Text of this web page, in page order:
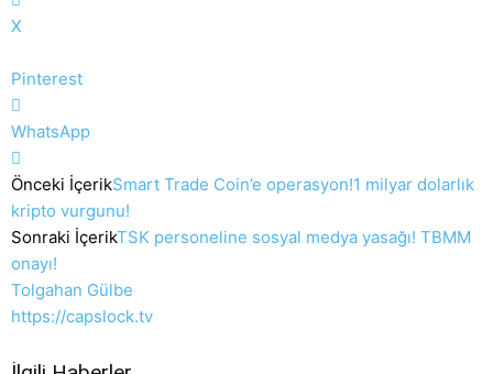
X
Pinterest
WhatsApp
Önceki İçerikSmart Trade Coin’e operasyon!1 milyar dolarlık
kripto vurgunu!
Sonraki İçerikTSK personeline sosyal medya yasağı! TBMM
onayı!
Tolgahan Gülbe
https://capslock.tv